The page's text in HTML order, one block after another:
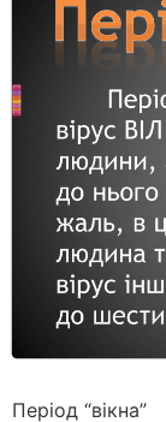
Період “вікна”